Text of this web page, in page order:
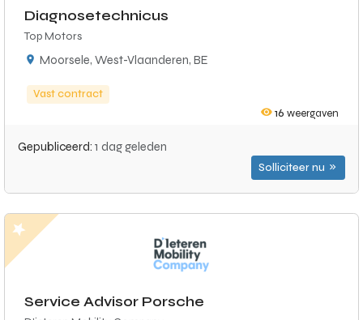
Diagnosetechnicus
Top Motors
Moorsele, West-Vlaanderen, BE
Vast contract
16 weergaven
Gepubliceerd: 1 dag geleden
Solliciteer nu
Service Advisor Porsche